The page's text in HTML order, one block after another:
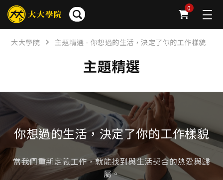
0
大大學院 主題精選 - 你想過的生活，決定了你的工作樣貌
主題精選
你想過的生活，決定了你的工作樣貌
當我們重新定義工作，就能找到與生活契合的熱愛與歸
屬。